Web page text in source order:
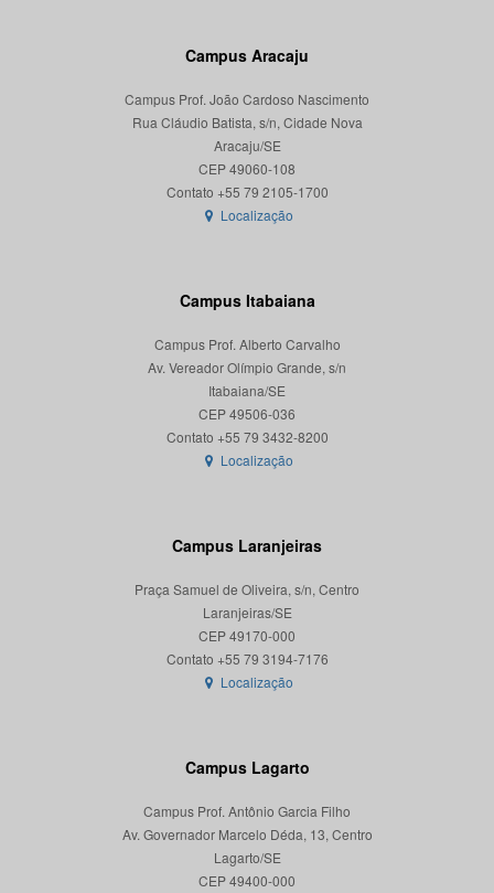
Campus Aracaju
Campus Prof. João Cardoso Nascimento
Rua Cláudio Batista, s/n, Cidade Nova
Aracaju/SE
CEP 49060-108
Localização
Campus Itabaiana
Campus Prof. Alberto Carvalho
Av. Vereador Olímpio Grande, s/n
Itabaiana/SE
CEP 49506-036
Localização
Campus Laranjeiras
Praça Samuel de Oliveira, s/n, Centro
Laranjeiras/SE
CEP 49170-000
Localização
Campus Lagarto
Campus Prof. Antônio Garcia Filho
Av. Governador Marcelo Déda, 13, Centro
Lagarto/SE
CEP 49400-000